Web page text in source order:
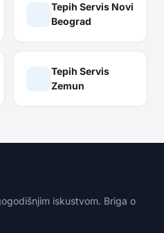
Tepih Servis Novi
Beograd
Tepih Servis
Zemun
iskustvom. Briga o